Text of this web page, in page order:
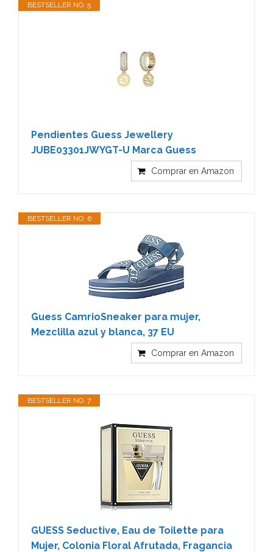
BESTSELLER NO. 5
Pendientes Guess Jewellery
JUBE03301JWYGT-U Marca Guess
Comprar en Amazon
BESTSELLER NO. 6
Guess CamrioSneaker para mujer,
Mezclilla azul y blanca, 37 EU
Comprar en Amazon
BESTSELLER NO. 7
GUESS Seductive, Eau de Toilette para
Mujer, Colonia Floral Afrutada, Fragancia